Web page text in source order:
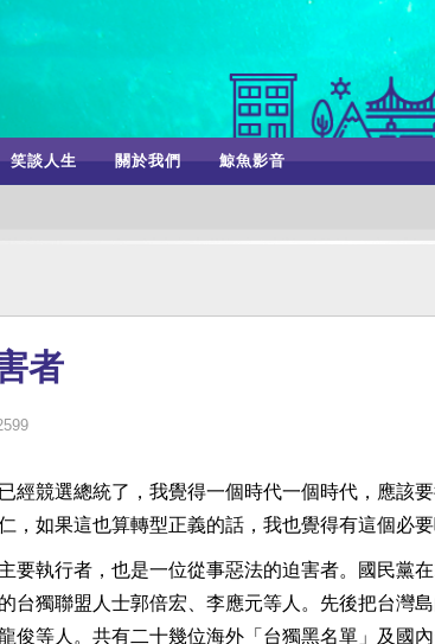
笑談人生 關於我們 鯨魚影音
者
經競選總統了，我覺得一個時代一個時代，應該
如果這也算轉型正義的話，我也覺得有這個必要
要執行者，也是一位從事惡法的迫害者。國民黨
台獨聯盟人士郭倍宏、李應元等人。先後把台灣
俊等人。共有二十幾位海外「台獨黑名單」及國